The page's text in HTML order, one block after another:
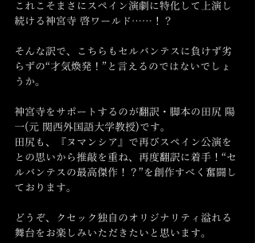
これこそまさにスペイン演劇に特化して上演し
続ける神宮寺 啓ワールド……！？
そんな訳で、こちらもセルバンテスに負けず劣
らずの“才気煥発！”と言えるのではないでしょ
うか。
神宮寺をサポートするのが翻訳・脚本の田尻 陽
一(元 関西外国語大学教授)です。
田尻も、『ヌマンシア』で再びスペイン公演を
との思いから推敲を重ね、再度翻訳に着手！“セ
ルバンテスの最高傑作！？”を創作すべく奮闘し
ております。
どうぞ、クセック独自のオリジナリティ溢れる
舞台をお楽しみいただきたいと思います。